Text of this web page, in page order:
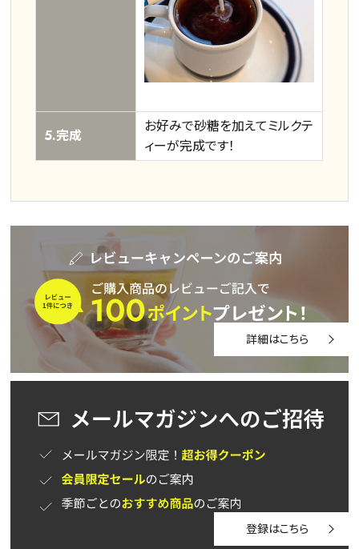
5.完成
お好みで砂糖を加えてミルクテ
ィーが完成です！
詳細はこちら
登録はこちら